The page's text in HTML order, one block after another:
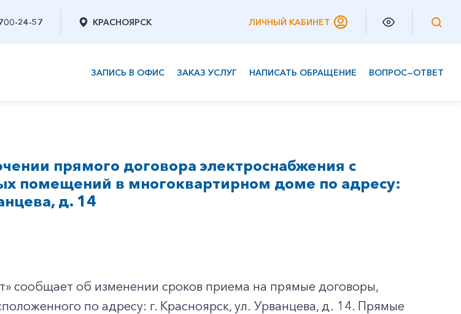
24-57
звонок
КРАСНОЯРСК ЛИЧНЫЙ КАБИНЕТ
ЗАПИСЬ В ОФИС ЗАКАЗ УСЛУГ НАПИСАТЬ ОБРАЩЕНИЕ ВОПРОС—ОТВЕТ
прямого договора электроснабжения с
помещений в многоквартирном доме по адресу:
д. 14
сообщает об изменении сроков приема на прямые договоры,
по адресу: г. Красноярск, ул. Урванцева, д. 14. Прямые